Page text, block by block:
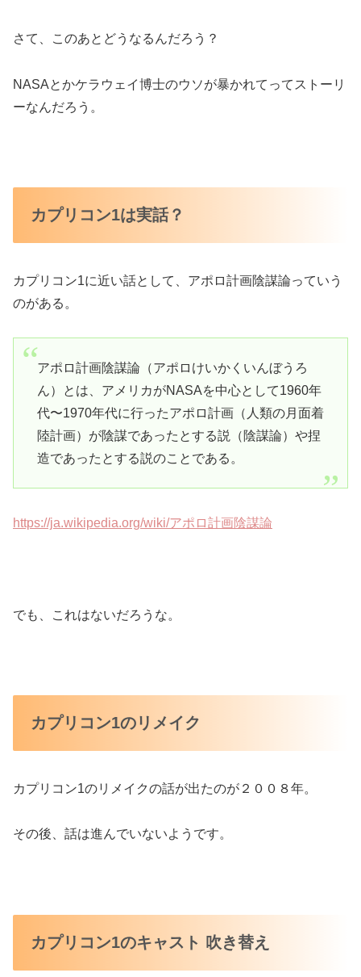
さて、このあとどうなるんだろう？
NASAとかケラウェイ博士のウソが暴かれてってストーリ
ーなんだろう。
カプリコン1は実話？
カプリコン1に近い話として、アポロ計画陰謀論っていう
のがある。
アポロ計画陰謀論（アポロけいかくいんぼうろ
ん）とは、アメリカがNASAを中心として1960年
代〜1970年代に行ったアポロ計画（人類の月面着
陸計画）が陰謀であったとする説（陰謀論）や捏
造であったとする説のことである。
https://ja.wikipedia.org/wiki/アポロ計画陰謀論
でも、これはないだろうな。
カプリコン1のリメイク
カプリコン1のリメイクの話が出たのが２００８年。
その後、話は進んでいないようです。
カプリコン1のキャスト 吹き替え